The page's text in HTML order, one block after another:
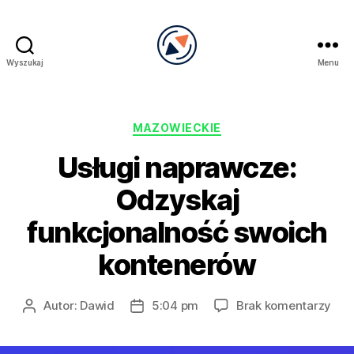
Wyszukaj Menu
Kategorie
MAZOWIECKIE
Usługi naprawcze:
Odzyskaj
funkcjonalność swoich
kontenerów
AutorAutor: Dawid
Data5:04 pm Brak komentarzy